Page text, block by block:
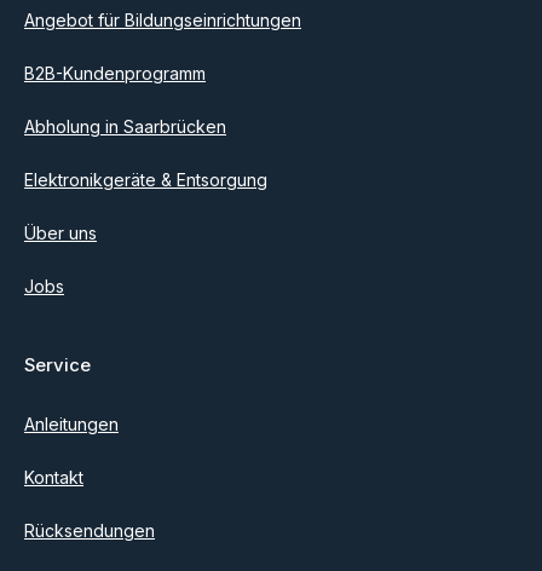
Angebot für Bildungseinrichtungen
B2B-Kundenprogramm
Abholung in Saarbrücken
Elektronikgeräte & Entsorgung
Über uns
Jobs
Service
Anleitungen
Kontakt
Rücksendungen